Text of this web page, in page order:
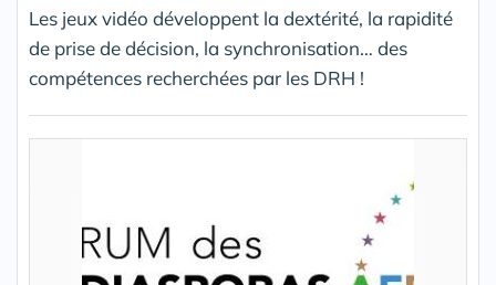
Les jeux vidéo développent la dextérité, la rapidité
de prise de décision, la synchronisation… des
compétences recherchées par les DRH !